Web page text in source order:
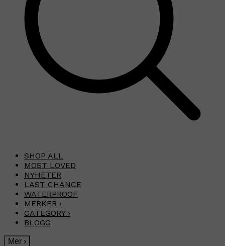
SHOP ALL
MOST LOVED
NYHETER
LAST CHANCE
WATERPROOF
MERKER ›
CATEGORY ›
BLOGG
Mer ›